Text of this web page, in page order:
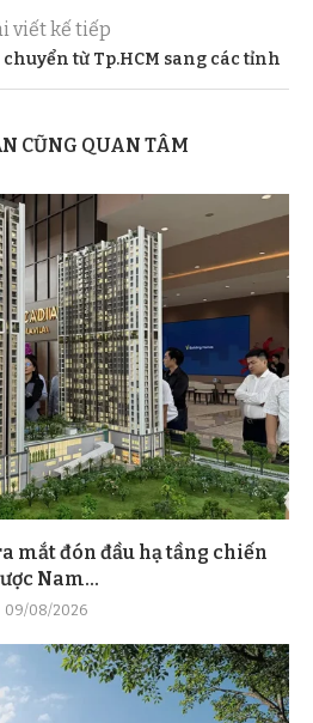
viết kế tiếp
chuyển từ Tp.HCM sang các tỉnh
CŨNG QUAN TÂM
mắt đón đầu hạ tầng chiến
Nam...
09/08/2026